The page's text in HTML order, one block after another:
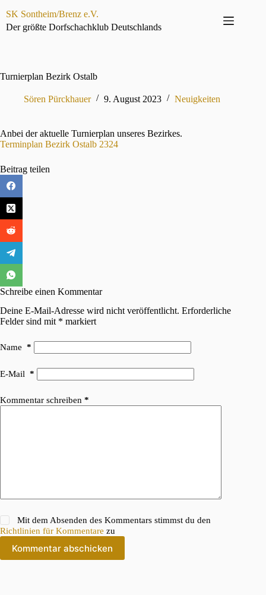
Inhalt
springen
SK Sontheim/Brenz e.V.
Der größte Dorfschachklub Deutschlands
Turnierplan Bezirk Ostalb
Sören Pürckhauer 9. August 2023 Neuigkeiten
Anbei der aktuelle Turnierplan unseres Bezirkes.
Terminplan Bezirk Ostalb 2324
Beitrag teilen
Schreibe einen Kommentar
Deine E-Mail-Adresse wird nicht veröffentlicht. Erforderliche
Felder sind mit * markiert
Name *
E-Mail *
Kommentar schreiben *
Mit dem Absenden des Kommentars stimmst du den
Richtlinien für Kommentare zu
Kommentar abschicken